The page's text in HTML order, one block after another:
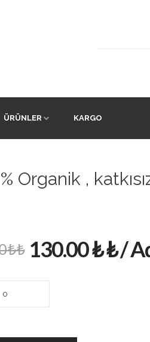
ÜRÜNLER KARGO
Organik ,
₺ ₺ 130.00 ₺ ₺ /